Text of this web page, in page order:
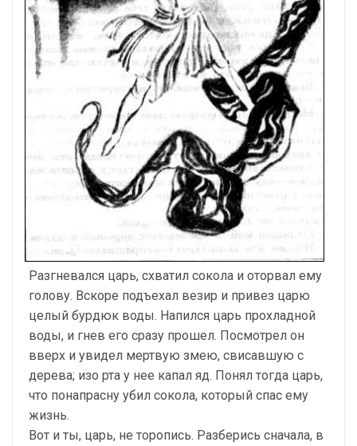
Разгневался царь, схватил сокола и оторвал ему
голову. Вскоре подъехал везир и привез царю
целый бурдюк воды. Напился царь прохладной
воды, и гнев его сразу прошел. Посмотрел он
вверх и увидел мертвую змею, свисавшую с
дерева; изо рта у нее капал яд. Понял тогда царь,
что понапрасну убил сокола, который спас ему
жизнь.
Вот и ты, царь, не торопись. Разберись сначала, в